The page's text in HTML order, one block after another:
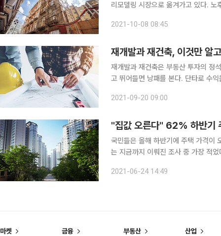
리모델링 시장으로 옮겨가고 있다.
2021-10-08 08:45
재개발과 재건축, 이것만 알
재개발과 재건축은 부동산 투자의 정
고 뛰어들면 낭패를 본다. 단타로 수
는 고민이 깊다. 투자 목적의 부동산
2021-09-20 09:00
"집값 오른다" 62% 하반기
국민들은 올해 하반기에 주택 가격이
는 지금까지 이뤄진 조사 중 가장 적었다. 24일 부동산 114는 6월 1일부터 15일까지 전국
2021-06-24 14:49
마켓 금융 부동산 산업